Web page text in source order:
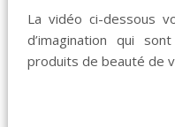
La vidéo ci-dessous
d’imagination qui
produits de beauté de